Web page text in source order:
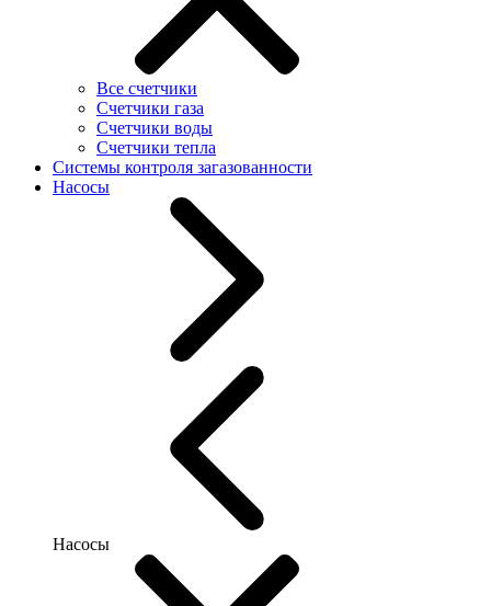
Все счетчики
Счетчики газа
Счетчики воды
Счетчики тепла
Системы контроля загазованности
Насосы
Насосы